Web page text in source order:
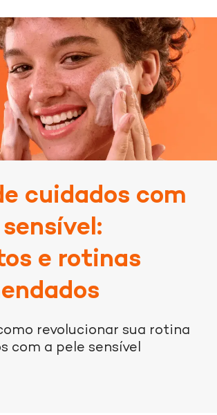
cuidados com
e rotinas
revolucionar sua rotina
com a pele sensível